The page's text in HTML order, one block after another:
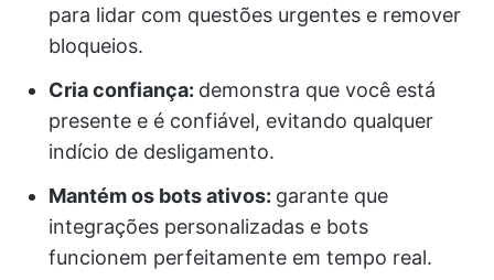
para lidar com questões urgentes e remover
bloqueios.
Cria confiança: demonstra que você está
presente e é confiável, evitando qualquer
indício de desligamento.
Mantém os bots ativos: garante que
integrações personalizadas e bots
funcionem perfeitamente em tempo real.